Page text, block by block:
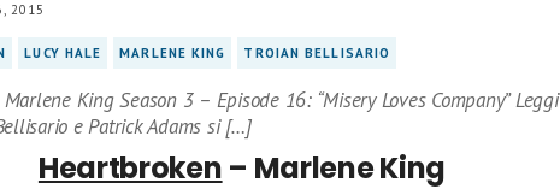
2015
LUCY HALE MARLENE KING TROIAN BELLISARIO
King Season 3 – Episode 16: “Misery Loves Company” Leggi
e Patrick Adams si […]
Heartbroken – Marlene King